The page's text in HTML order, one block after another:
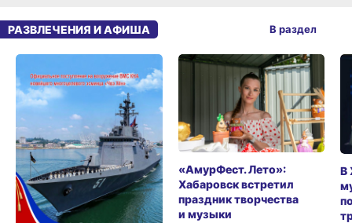
РАЗВЛЕЧЕНИЯ И АФИША
«АмурФест. Лето»:
Хабаровск встретил
праздник творчества
и музыки
В
В раздел